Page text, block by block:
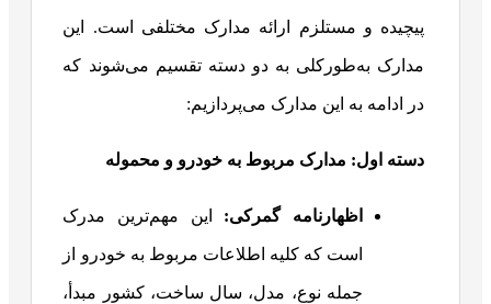
پیچیده و مستلزم ارائه مدارک مختلفی است. این
مدارک به‌طورکلی به دو دسته تقسیم می‌شوند که
در ادامه به این مدارک می‌پردازیم:
دسته اول: مدارک مربوط به خودرو و محموله
اظهارنامه گمرکی: این مهم‌ترین مدرک
است که کلیه اطلاعات مربوط به خودرو از
جمله نوع، مدل، سال ساخت، کشور مبدأ،